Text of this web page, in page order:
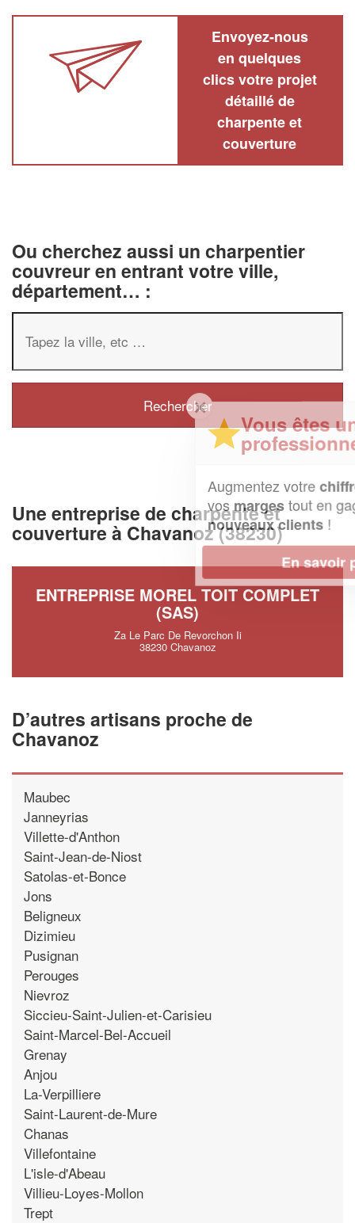
Envoyez-nous
en quelques
clics votre projet
détaillé de
charpente et
couverture
Ou cherchez aussi un charpentier
couvreur en entrant votre ville,
département… :
Une entreprise de charpente et
couverture à Chavanoz (38230)
ENTREPRISE MOREL TOIT COMPLET
(SAS)
Za Le Parc De Revorchon Ii
38230 Chavanoz
D’autres artisans proche de
Chavanoz
Maubec
Janneyrias
Villette-d'Anthon
Saint-Jean-de-Niost
Satolas-et-Bonce
Jons
Beligneux
Dizimieu
Pusignan
Perouges
Nievroz
Siccieu-Saint-Julien-et-Carisieu
Saint-Marcel-Bel-Accueil
Grenay
Anjou
La-Verpilliere
Saint-Laurent-de-Mure
Chanas
Villefontaine
L'isle-d'Abeau
Villieu-Loyes-Mollon
Trept
Vous êtes un
professionnel ?
Augmentez votrechiffre d'affaireset
vos marges tout en gagnant de
nouveaux clients!
En savoir plus